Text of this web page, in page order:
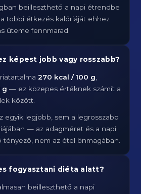
beilleszthető a napi étrendbe
többi étkezés kalóriáját ehhez
üteme fennmarad.
képest jobb vagy rosszabb?
270 kcal / 100 g
g — ez közepes értéknek számít a
között.
egyik legjobb, sem a legrosszabb
— az adagméret és a napi
tényező, nem az étel önmagában.
fogyasztani diéta alatt?
beilleszthető a napi